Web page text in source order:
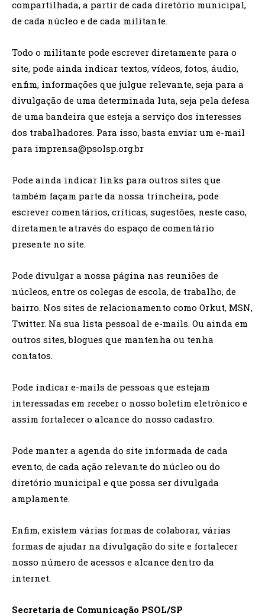
compartilhada, a partir de cada diretório municipal,
de cada núcleo e de cada militante.
Todo o militante pode escrever diretamente para o
site, pode ainda indicar textos, vídeos, fotos, áudio,
enfim, informações que julgue relevante, seja para a
divulgação de uma determinada luta, seja pela defesa
de uma bandeira que esteja a serviço dos interesses
dos trabalhadores. Para isso, basta enviar um e-mail
para imprensa@psolsp.org.br
Pode ainda indicar links para outros sites que
também façam parte da nossa trincheira, pode
escrever comentários, críticas, sugestões, neste caso,
diretamente através do espaço de comentário
presente no site.
Pode divulgar a nossa página nas reuniões de
núcleos, entre os colegas de escola, de trabalho, de
bairro. Nos sites de relacionamento como Orkut, MSN,
Twitter. Na sua lista pessoal de e-mails. Ou ainda em
outros sites, blogues que mantenha ou tenha
contatos.
Pode indicar e-mails de pessoas que estejam
interessadas em receber o nosso boletim eletrônico e
assim fortalecer o alcance do nosso cadastro.
Pode manter a agenda do site informada de cada
evento, de cada ação relevante do núcleo ou do
diretório municipal e que possa ser divulgada
amplamente.
Enfim, existem várias formas de colaborar, várias
formas de ajudar na divulgação do site e fortalecer
nosso número de acessos e alcance dentro da
internet.
Secretaria de Comunicação PSOL/SP